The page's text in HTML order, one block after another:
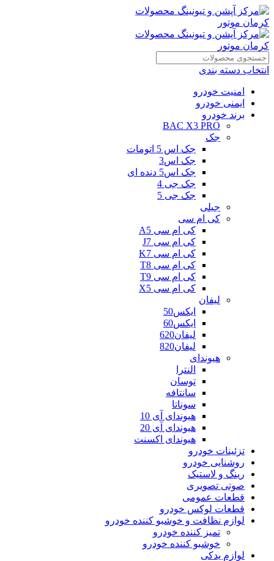
انتخاب دسته بندی
امنیت خودرو
ایمنی خودرو
برند خودرو
BAC X3 PRO
جک
جک اس 5 اتومات
جک اس3
جک اس5 دنده ای
جک جی 4
جک جی 5
جیلی
کی ام سی
کی ام سی A5
کی ام سی J7
کی ام سی K7
کی ام سی T8
کی ام سی T9
کی ام سی X5
لیفان
ایکس50
ایکس60
لیفان620
لیفان820
هیوندای
النترا
توسان
سانتافه
سوناتا
هیوندای آی 10
هیوندای آی 20
هیوندای اکسنت
تزئینات خودرو
روشنایی خودرو
رینگ و لاستیک
صوتی تصویری
قطعات عمومی
قطعات لوکس خودرو
لوازم نظافت و خوشبو کننده خودرو
تمیز کننده خودرو
خوشبو کننده خودرو
لوازم یدکی